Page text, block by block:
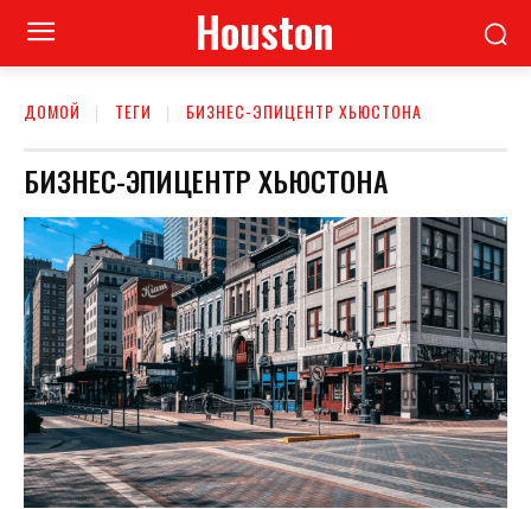
Houston
ДОМОЙ ТЕГИ БИЗНЕС-ЭПИЦЕНТР ХЬЮСТОНА
БИЗНЕС-ЭПИЦЕНТР ХЬЮСТОНА